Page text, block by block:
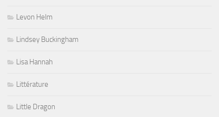
Levon Helm
Lindsey Buckingham
Lisa Hannah
Littérature
Little Dragon